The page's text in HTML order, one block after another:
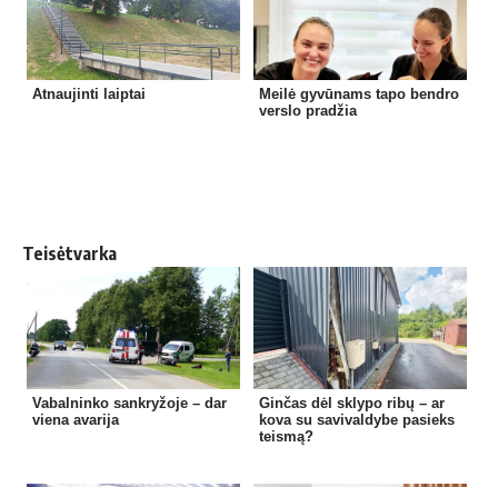
Atnaujinti laiptai
Meilė gyvūnams tapo bendro
verslo pradžia
Teisėtvarka
Vabalninko sankryžoje – dar
viena avarija
Ginčas dėl sklypo ribų – ar
kova su savivaldybe pasieks
teismą?